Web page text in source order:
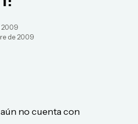
2009
de 2009
no cuenta con